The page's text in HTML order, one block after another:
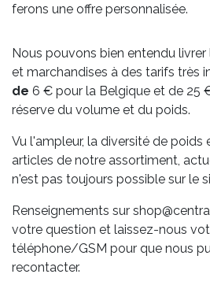
ferons une offre personnalisée.
Nous pouvons bien entendu
et marchandises à des tarifs très
de 6 € pour la Belgique et de 25
réserve du volume et du poids.
Vu l'ampleur, la diversité de poids
articles de notre assortiment,
n'est pas toujours possible sur le
Renseignements sur
votre question et laissez-nous
téléphone/GSM pour que nous
recontacter.